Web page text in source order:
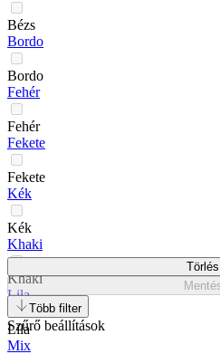
Bézs
Bordo
Bordo
Fehér
Fehér
Fekete
Fekete
Kék
Kék
Khaki
Khaki
Lila
Lila
Mix
Törlés
Több filter
Szűrő beállítások